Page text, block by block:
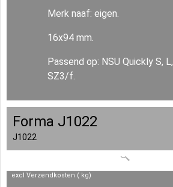
Merk naaf: eigen.
16x94 mm.
Passend op: NSU Quickly S, L,
SZ3/f.
Forma J1022
J1022
excl Verzendkosten kg